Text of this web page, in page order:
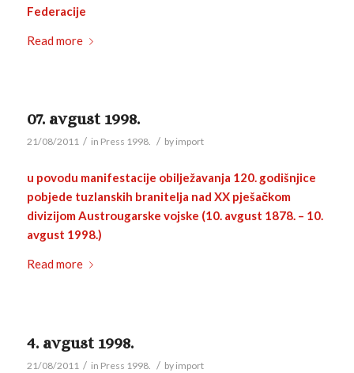
Federacije
Read more
07. avgust 1998.
21/08/2011 / in Press 1998. / by import
u povodu manifestacije obilježavanja 120. godišnjice
pobjede tuzlanskih branitelja nad XX pješačkom
divizijom Austrougarske vojske (10. avgust 1878. – 10.
avgust 1998.)
Read more
4. avgust 1998.
21/08/2011 / in Press 1998. / by import